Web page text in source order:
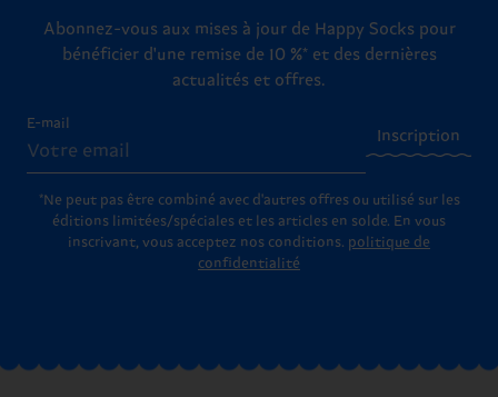
Abonnez-vous aux mises à jour de Happy Socks pour
bénéficier d'une remise de 10 %* et des dernières
actualités et offres.
E-mail
Inscription
*Ne peut pas être combiné avec d'autres offres ou utilisé sur les
éditions limitées/spéciales et les articles en solde. En vous
inscrivant, vous acceptez nos conditions. politique de
confidentialité